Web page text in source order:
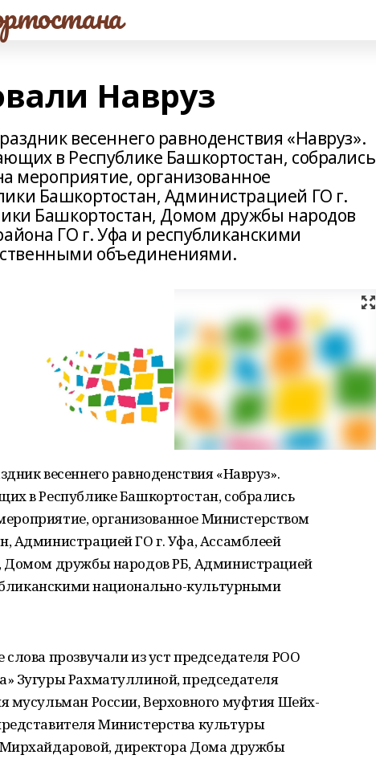
Навруз
весеннего равноденствия «Навруз».
в Республике Башкортостан, собрались
мероприятие, организованное
Башкортостан, Администрацией ГО г.
Башкортостан, Домом дружбы народов
ГО г. Уфа и республиканскими
объединениями.
весеннего равноденствия «Навруз».
в Республике Башкортостан, собрались
организованное Министерством
Администрацией ГО г. Уфа, Ассамблеей
Домом дружбы народов РБ, Администрацией
национально-культурными
прозвучали из уст председателя РОО
Зугуры Рахматуллиной, председателя
мусульман России, Верховного муфтия Шейх-
Министерства культуры
директора Дома дружбы